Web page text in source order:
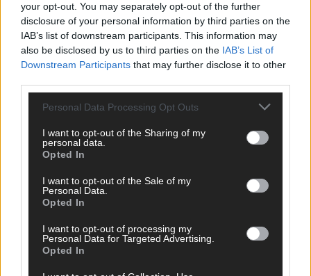
your opt-out. You may separately opt-out of the further
disclosure of your personal information by third parties on the
IAB’s list of downstream participants. This information may
also be disclosed by us to third parties on the IAB’s List of
Downstream Participants that may further disclose it to other
Personal Data Processing Opt Outs
I want to opt-out of the Sharing of my
personal data.
Opted In
I want to opt-out of the Sale of my
Personal Data.
Opted In
I want to opt-out of processing my
Personal Data for Targeted Advertising.
Opted In
EUROVISION
ESC-Finale 2026: DARA siegt für Bulgarien – Finnland
enttäuscht, Israel polarisiert
Mai 2026
EUROVISION
ESC 2026 Finale: JJ mit Mozart-Eröffnung, Eurovision-
Allstars und Parov Stelar als Interval Acts
Mai 2026
EUROVISION
ESC 2026 Grand Final: Startreihenfolge steht – alle 25 Acts
Mai 2026
KOMMENTAR